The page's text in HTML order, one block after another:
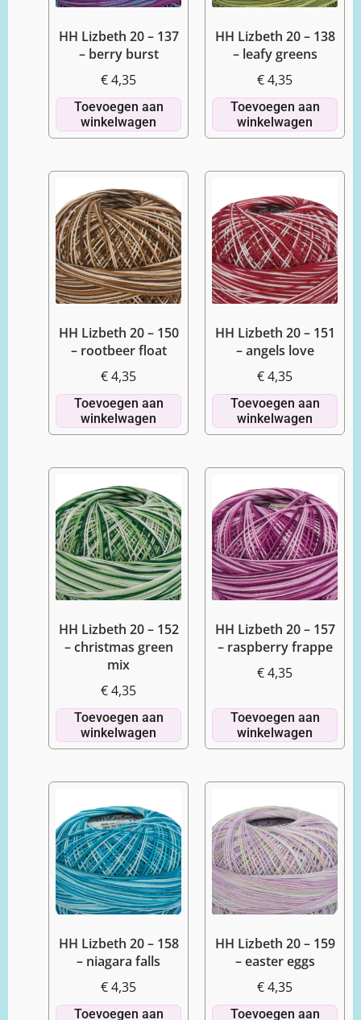
HH Lizbeth 20 – 137
– berry burst
€4,35
Toevoegen aan
winkelwagen
HH Lizbeth 20 – 138
– leafy greens
€4,35
Toevoegen aan
winkelwagen
HH Lizbeth 20 – 150
– rootbeer float
€4,35
Toevoegen aan
winkelwagen
HH Lizbeth 20 – 151
– angels love
€4,35
Toevoegen aan
winkelwagen
HH Lizbeth 20 – 152
– christmas green
mix
€4,35
Toevoegen aan
winkelwagen
HH Lizbeth 20 – 157
– raspberry frappe
€4,35
Toevoegen aan
winkelwagen
HH Lizbeth 20 – 158
– niagara falls
€4,35
Toevoegen aan
HH Lizbeth 20 – 159
– easter eggs
€4,35
Toevoegen aan